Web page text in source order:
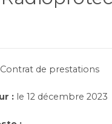
Contrat de prestations
: le 12 décembre 2023